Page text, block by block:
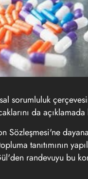
sorumluluk
da
Sözleşmesi'ne
tanıtımının
randevuyu bu